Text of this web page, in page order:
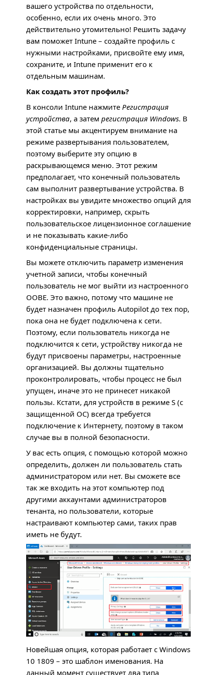
вашего устройства по отдельности,
особенно, если их очень много. Это
действительно утомительно! Решить задачу
вам поможет Intune – создайте профиль с
нужными настройками, присвойте ему имя,
сохраните, и Intune применит его к
отдельным машинам.
Как создать этот профиль?
В консоли Intune нажмите Регистрация
устройства, а затем регистрация Windows. В
этой статье мы акцентируем внимание на
режиме развертывания пользователем,
поэтому выберите эту опцию в
раскрывающемся меню. Этот режим
предполагает, что конечный пользователь
сам выполнит развертывание устройства. В
настройках вы увидите множество опций для
корректировки, например, скрыть
пользовательское лицензионное соглашение
и не показывать какие-либо
конфиденциальные страницы.
Вы можете отключить параметр изменения
учетной записи, чтобы конечный
пользователь не мог выйти из настроенного
OOBE. Это важно, потому что машине не
будет назначен профиль Autopilot до тех пор,
пока она не будет подключена к сети.
Поэтому, если пользователь никогда не
подключится к сети, устройству никогда не
будут присвоены параметры, настроенные
организацией. Вы должны тщательно
проконтролировать, чтобы процесс не был
упущен, иначе это не принесет никакой
пользы. Кстати, для устройств в режиме S (с
защищенной ОС) всегда требуется
подключение к Интернету, поэтому в таком
случае вы в полной безопасности.
У вас есть опция, с помощью которой можно
определить, должен ли пользователь стать
администратором или нет. Вы сможете все
так же входить на этот компьютер под
другими аккаунтами администраторов
тенанта, но пользователи, которые
настраивают компьютер сами, таких прав
иметь не будут.
Новейшая опция, которая работает с Windows
10 1809 – это шаблон именования. На
данный момент существует два типа